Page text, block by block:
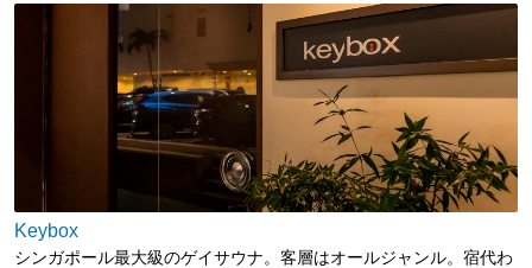
Keybox
シンガポール最大級のゲイサウナ。客層はオールジャンル。宿代わ